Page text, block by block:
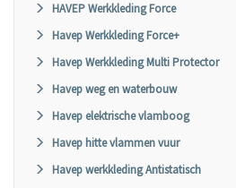
HAVEP Werkkleding Force
Havep Werkkleding Force+
Havep Werkkleding Multi Protector
Havep weg en waterbouw
Havep elektrische vlamboog
Havep hitte vlammen vuur
Havep werkkleding Antistatisch